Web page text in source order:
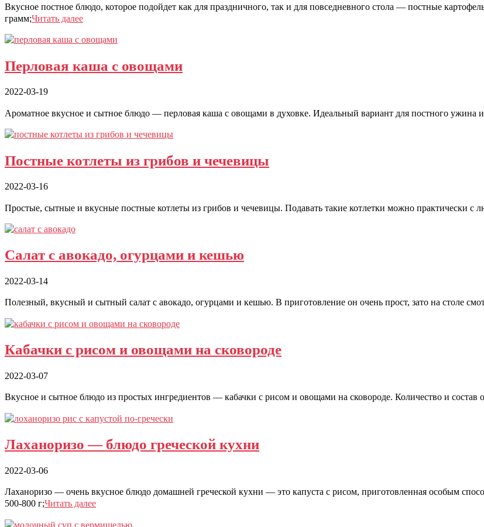
Вкусное постное блюдо, которое подойдет как для праздничного, так и для повседневного стола — постные
грамм;Читать далее
Перловая каша с овощами
2022-03-19
Ароматное вкусное и сытное блюдо — перловая каша с овощами в духовке. Идеальный вариант для постного ужина
Постные котлеты из грибов и чечевицы
2022-03-16
Простые, сытные и вкусные постные котлеты из грибов и чечевицы. Подавать такие котлетки можно практически
Салат с авокадо, огурцами и кешью
2022-03-14
Полезный, вкусный и сытный салат с авокадо, огурцами и кешью. В приготовление он очень прост, зато на столе
Кабачки с рисом и овощами на сковороде
2022-03-07
Вкусное и сытное блюдо из простых ингредиентов — кабачки с рисом и овощами на сковороде. Количество и состав
Лаханоризо — блюдо греческой кухни
2022-03-06
Лаханоризо — очень вкусное блюдо домашней греческой кухни — это капуста с рисом, приготовленная особым
500-800 г;Читать далее